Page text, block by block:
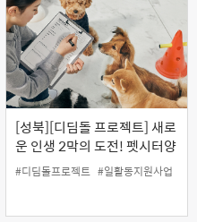
특강 #인생설계 #일활동지원사업
[성북][디딤돌 프로젝트] 새로
운 인생 2막의 도전! 펫시터양
성과정
#디딤돌프로젝트 #일활동지원사업